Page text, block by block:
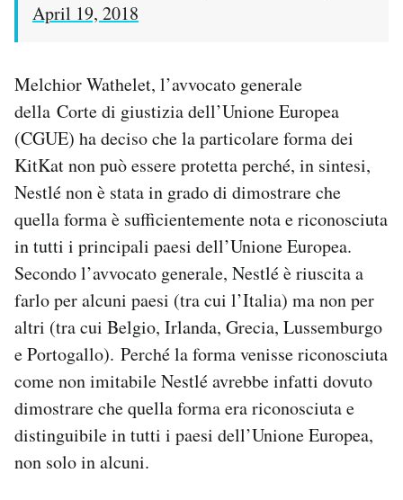
April 19, 2018
Melchior Wathelet, l’avvocato generale
della Corte di giustizia dell’Unione Europea
(CGUE) ha deciso che la particolare forma dei
KitKat non può essere protetta perché, in sintesi,
Nestlé non è stata in grado di dimostrare che
quella forma è sufficientemente nota e riconosciuta
in tutti i principali paesi dell’Unione Europea.
Secondo l’avvocato generale, Nestlé è riuscita a
farlo per alcuni paesi (tra cui l’Italia) ma non per
altri (tra cui Belgio, Irlanda, Grecia, Lussemburgo
e Portogallo). Perché la forma venisse riconosciuta
come non imitabile Nestlé avrebbe infatti dovuto
dimostrare che quella forma era riconosciuta e
distinguibile in tutti i paesi dell’Unione Europea,
non solo in alcuni.